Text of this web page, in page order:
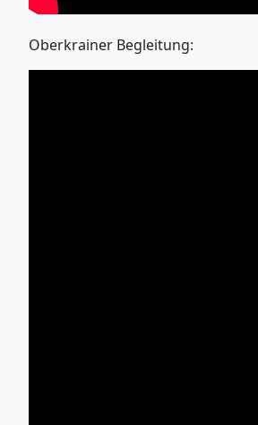
Oberkrainer Begleitung: